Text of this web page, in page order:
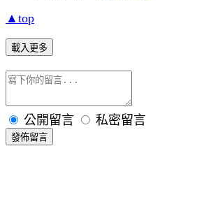
▲top
載入更多
公開留言 私密留言
發佈留言